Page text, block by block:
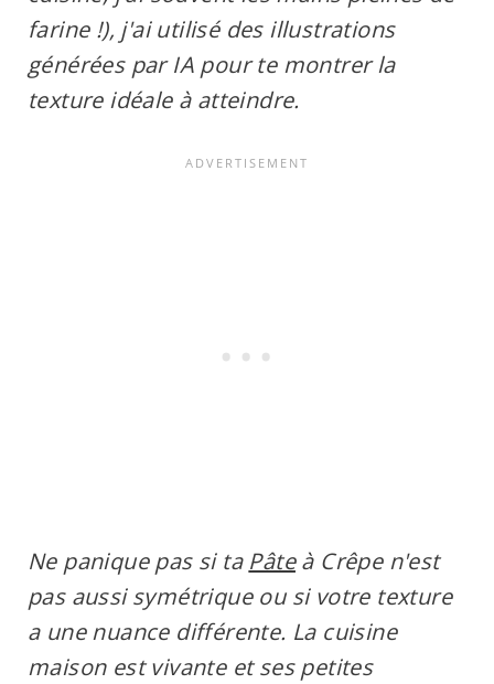
farine !), j'ai utilisé des illustrations
générées par IA pour te montrer la
texture idéale à atteindre.
Ne panique pas si ta Pâteà Crêpe n'est
pas aussi symétrique ou si votre texture
a une nuance différente. La cuisine
maison est vivante et ses petites